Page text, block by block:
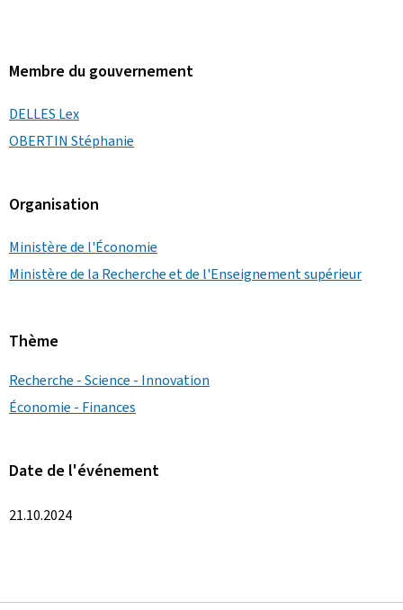
Membre du gouvernement
DELLES Lex
OBERTIN Stéphanie
Organisation
Ministère de l'Économie
Ministère de la Recherche et de l'Enseignement supérieur
Thème
Recherche - Science - Innovation
Économie - Finances
Date de l'événement
21.10.2024